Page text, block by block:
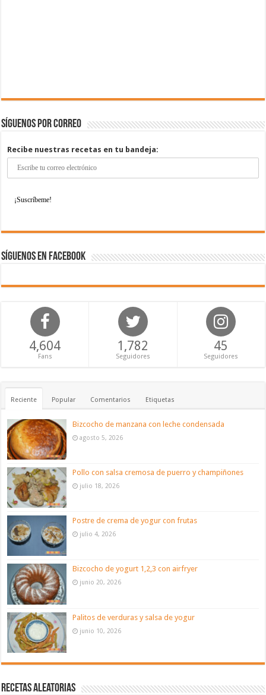
Síguenos por correo
Recibe nuestras recetas en tu bandeja:
Síguenos en Facebook
4,604
Fans
1,782
Seguidores
45
Seguidores
Reciente Popular Comentarios Etiquetas
Bizcocho de manzana con leche condensada
agosto 5, 2026
Pollo con salsa cremosa de puerro y champiñones
julio 18, 2026
Postre de crema de yogur con frutas
julio 4, 2026
Bizcocho de yogurt 1,2,3 con airfryer
junio 20, 2026
Palitos de verduras y salsa de yogur
junio 10, 2026
Recetas aleatorias